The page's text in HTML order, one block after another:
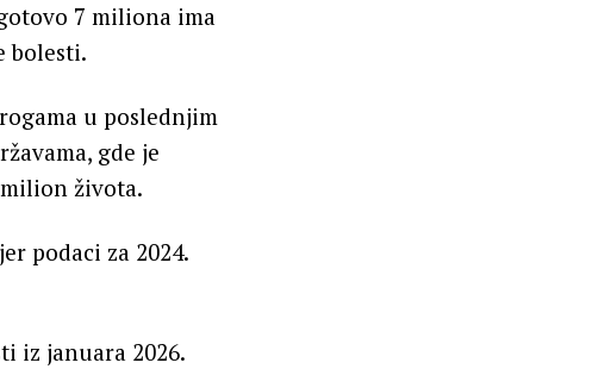
7 miliona ima
bolesti.
u poslednjim
gde je
života.
podaci za 2024.
iz januara 2026.